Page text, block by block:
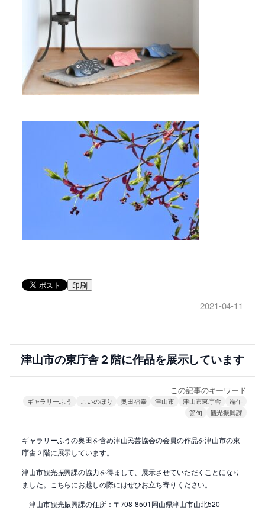
印刷
2021-04-11
津山市の東庁舎２階に作品を展示しています
この記事のキーワード
ギャラリーふう こいのぼり 奥田福泰 津山市 津山市東庁舎
端午
節句
観光振興課
ギャラリーふうの奥田を含め津山民芸協会の会員の作品を津山市の東
庁舎２階に展示しています。
津山市観光振興課の協力を得まして、展示させていただくことになり
ました。こちらにお越しの際にはぜひお立ち寄りください。
津山市観光振興課の住所：〒708-8501岡山県津山市山北520